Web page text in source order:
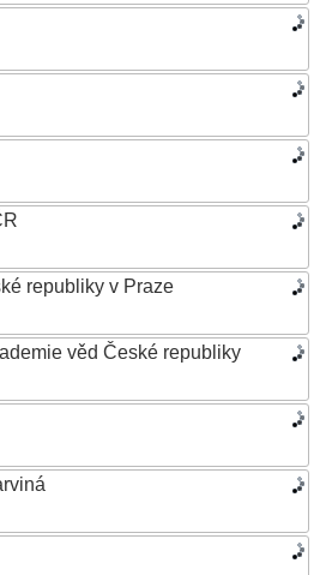
republiky v Praze
věd České republiky